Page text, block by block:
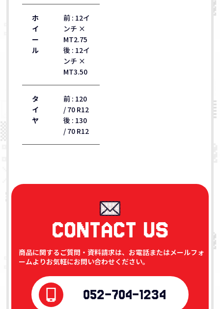
ホ
イ
ー
ル
前 : 12イ
ンチ ×
MT2.75
後 : 12イ
ンチ ×
MT3.50
タ
イ
ヤ
前 : 120
/ 70 R12
後 : 130
/ 70 R12
CONTACT US
商品に関するご質問・資料請求は、お電話またはメールフォ
ームよりお気軽にお問い合わせください。
052-704-1234